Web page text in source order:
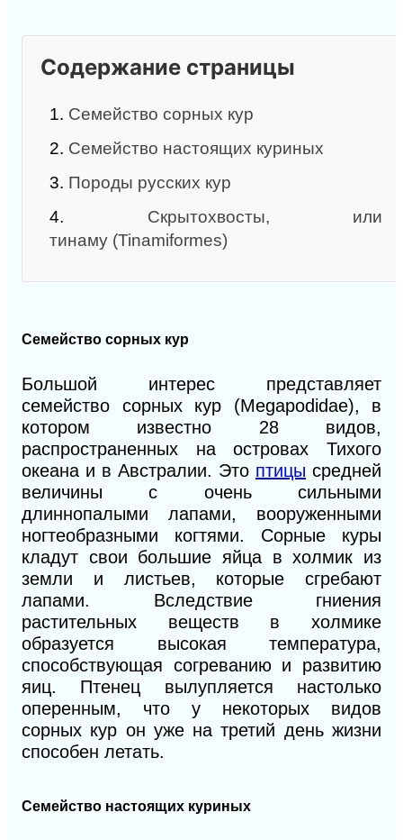
Содержание страницы
1. Семейство сорных кур
2. Семейство настоящих куриных
3. Породы русских кур
4. Скрытохвосты, или
тинаму (Tinamiformes)
Семейство сорных кур
Большой интерес представляет
семейство сорных кур (Megapodidae), в
котором известно 28 видов,
распространенных на островах Тихого
океана и в Австралии. Это птицы средней
величины с очень сильными
длиннопалыми лапами, вооруженными
ногтеобразными когтями. Сорные куры
кладут свои большие яйца в холмик из
земли и листьев, которые сгребают
лапами. Вследствие гниения
растительных веществ в холмике
образуется высокая температура,
способствующая согреванию и развитию
яиц. Птенец вылупляется настолько
оперенным, что у некоторых видов
сорных кур он уже на третий день жизни
способен летать.
Семейство настоящих куриных